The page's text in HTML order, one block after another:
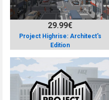
Project Highrise: Architect's
Edition
29.99€